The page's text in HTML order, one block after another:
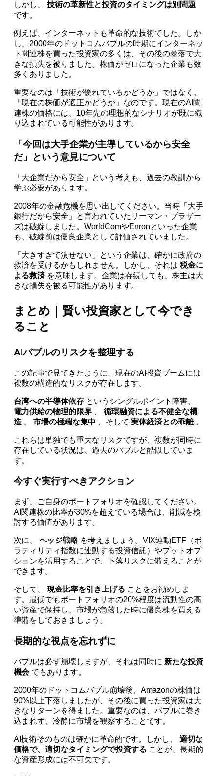
しかし、技術の革新性と投資のタイミングは別問題
です。
例えば、インターネットも革命的な技術でした。しか
し、2000年のドットコムバブルの時期にインターネッ
ト関連株を買った投資家の多くは、その後の暴落で大
きな損失を被りました。株価がゼロになった企業も数
多くありました。
重要なのは「技術が優れているかどうか」ではなく、
「現在の株価が適正かどうか」なのです。現在のAI関
連株の価格には、10年先の理想的なシナリオが既に織
り込まれている可能性があります。
「今回は大手企業が主導しているから安全
だ」という意見について
「大企業だから安全」という考えも、過去の教訓から
学ぶ必要があります。
2008年の金融危機を思い出してください。当時「大手
銀行だから安全」と言われていたリーマン・ブラザー
ズは破綻しました。WorldComやEnronといった企業
も、破綻前は優良企業として評価されていました。
「大きすぎて潰せない」という企業は、確かに政府の
救済を受けるかもしれません。しかし、それは税金に
よる救済を意味します。企業は存続しても、株主は大
きな損失を被る可能性があります。
まとめ｜賢い投資家として今でき
ること
AIバブルのリスクを整理する
この記事で見てきたように、現在のAI投資ブームには
複数の構造的なリスクが存在します。
台湾への半導体依存 というシングルポイント障害、
電力供給の物理的限界 、循環融資による不健全な構
造 、市場の極端な集中 、そして実体経済との乖離。
これらは単独でも重大なリスクですが、複数が同時に
存在している状況は、過去のバブルと酷似していま
す。
今すぐ実行すべきアクション
まず、ご自身のポートフォリオを確認してください。
AI関連株の比率が30%を超えている場合は、削減を検
討する価値があります。
次に、ヘッジ戦略を考えましょう。VIX連動ETF（ボ
ラティリティ指数に連動する投資信託）やプットオプ
ションを活用することで、下落リスクに備えることが
できます。
そして、現金比率を引き上げる ことをお勧めしま
す。最低でもポートフォリオの20%程度は流動性の高
い資産で保持し、市場が急落した時に優良株を買える
準備をしておきましょう。
長期的な視点を忘れずに
バブルは必ず崩壊しますが、それは同時に 新たな投資
機会でもあります。
2000年のドットコムバブル崩壊後、Amazonの株価は
90%以上下落しましたが、その後に買った投資家は大
きなリターンを得ました。重要なのは、バブルに巻き
込まれず、冷静に市場を観察することです。
AI技術そのものは確かに革命的です。しかし、適切な
価格で、適切なタイミングで投資する ことが、長期的
な資産形成には不可欠です。